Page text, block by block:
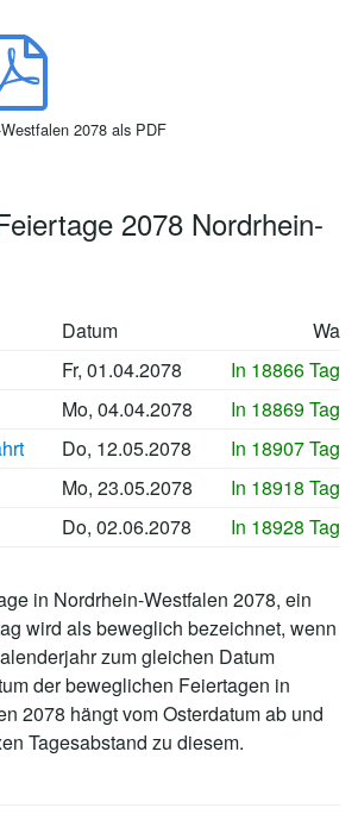
2078 als PDF
2078 Nordrhein-
Datum
Fr, 01.04.2078
In 18866
Mo, 04.04.2078
In 18869
Do, 12.05.2078
In 18907
Mo, 23.05.2078
In 18918
Do, 02.06.2078 In 18928
in Nordrhein-Westfalen 2078, ein
wird als beweglich bezeichnet, wenn
zum gleichen Datum
der beweglichen Feiertagen in
2078 hängt vom Osterdatum ab und
Tagesabstand zu diesem.